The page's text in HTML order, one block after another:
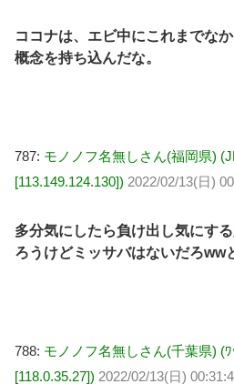
ココナは、エビ中にこれまでな
概念を持ち込んだな。
787: モノノフ名無しさん(福岡県)
[113.149.124.130]) 2022/02/13(日)
多分気にしたら負け出し気にす
ろうけどミッサバはないだろww
788: モノノフ名無しさん(千葉県) (
[118.0.35.27]) 2022/02/13(日)